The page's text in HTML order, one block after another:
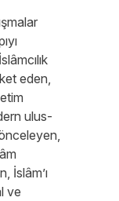
eden,
ulus-
İslâm’ı
ve